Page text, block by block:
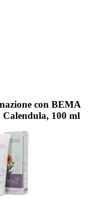
con BEMA
100 ml